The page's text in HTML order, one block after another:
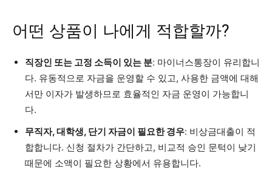
어떤 상품이 나에게 적합할까?
직장인 또는 고정 소득이 있는 분: 마이너스통장이 유리합니
다. 유동적으로 자금을 운영할 수 있고, 사용한 금액에 대해
서만 이자가 발생하므로 효율적인 자금 운영이 가능합니
다.
무직자, 대학생, 단기 자금이 필요한 경우: 비상금대출이 적
합합니다. 신청 절차가 간단하고, 비교적 승인 문턱이 낮기
때문에 소액이 필요한 상황에서 유용합니다.